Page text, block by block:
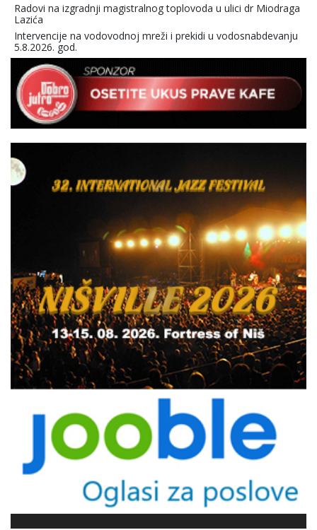
Radovi na izgradnji magistralnog toplovoda u ulici dr Miodraga
Lazića
Intervencije na vodovodnoj mreži i prekidi u vodosnabdevanju
5.8.2026. god.